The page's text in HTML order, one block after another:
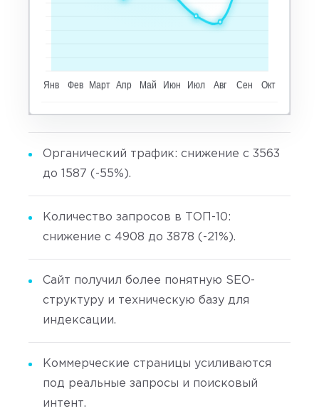
Органический трафик: снижение с 3563
до 1587 (-55%).
Количество запросов в ТОП-10:
снижение с 4908 до 3878 (-21%).
Сайт получил более понятную SEO-
структуру и техническую базу для
индексации.
Коммерческие страницы усиливаются
под реальные запросы и поисковый
интент.